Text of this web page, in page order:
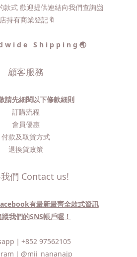
款式 歡迎提供連結向我們查詢📨​
持有商業登記🔖
w i d e S h i p p i n g 🌏
顧客服務
請先細閱以下條款細則
訂購流程​
會員優惠
付款及取貨方式
退換貨政策
們 Contact us!
有最新最齊全款式資訊
我們的SNS帳戶喔！
｜ +852 97562105
｜ @mii_nananajp